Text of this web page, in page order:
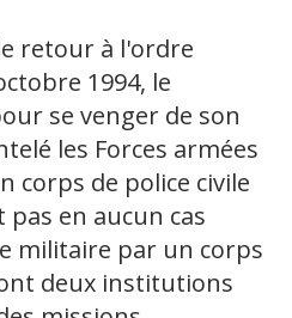
retour à l'ordre
1994, le
se venger de son
les Forces armées
corps de police civile
pas en aucun cas
militaire par un corps
deux institutions